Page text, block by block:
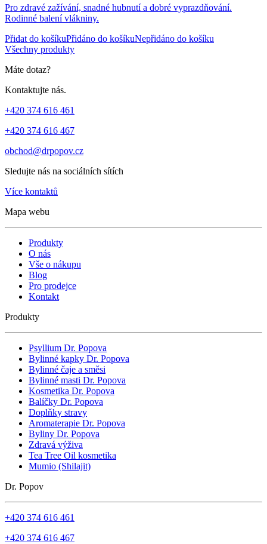
Pro zdravé zažívání, snadné hubnutí a dobré vyprazdňování.
Rodinné balení vlákniny.
Přidat do košíkuPřidáno do košíkuNepřidáno do košíku
Všechny produkty
Máte dotaz?
Kontaktujte nás.
+420 374 616 461
+420 374 616 467
obchod@drpopov.cz
Sledujte nás na sociálních sítích
Více kontaktů
Mapa webu
Produkty
O nás
Vše o nákupu
Blog
Pro prodejce
Kontakt
Produkty
Psyllium Dr. Popova
Bylinné kapky Dr. Popova
Bylinné čaje a směsi
Bylinné masti Dr. Popova
Kosmetika Dr. Popova
Balíčky Dr. Popova
Doplňky stravy
Aromaterapie Dr. Popova
Byliny Dr. Popova
Zdravá výživa
Tea Tree Oil kosmetika
Mumio (Shilajit)
Dr. Popov
+420 374 616 461
+420 374 616 467